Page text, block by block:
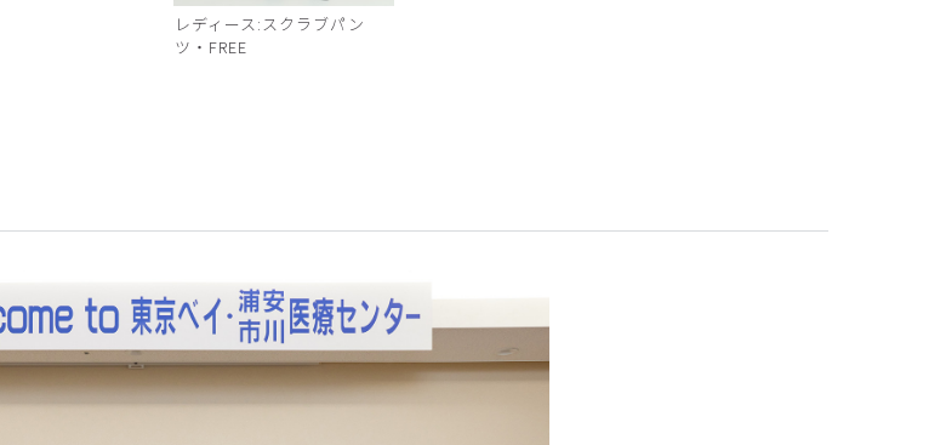
レディース:スクラブパン
ツ・FREE